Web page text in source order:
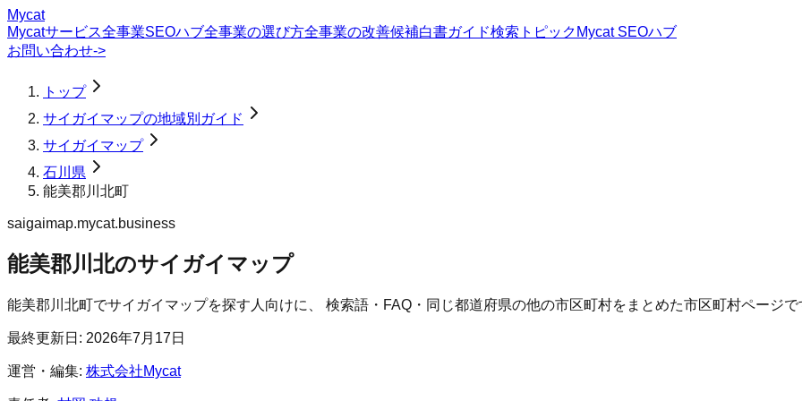
Mycat
Mycatサービス全事業SEOハブ全事業の選び方全事業の改善候補白書ガイド検索トピック Mycat SEOハブ
お問い合わせ->
トップ
サイガイマップの地域別ガイド
サイガイマップ
石川県
能美郡川北町
saigaimap.mycat.business
能美郡川北のサイガイマップ
能美郡川北町でサイガイマップを探す人向けに、 検索語・FAQ・同じ都道府県の他の市区町村をまとめた市区町村ページで
最終更新日: 2026年7月17日
運営・編集: 株式会社Mycat